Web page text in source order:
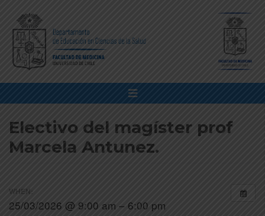
Electivo del magíster prof
Marcela Antunez.
WHEN:
25/03/2026 @ 9:00 am – 6:00 pm